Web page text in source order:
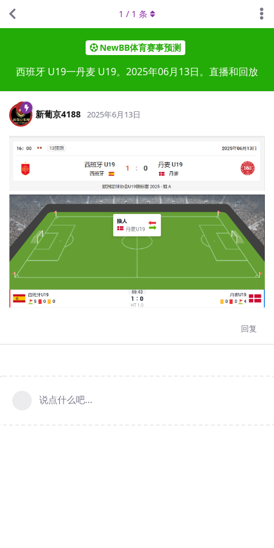
NewBB体育赛事预测
西班牙 U19一丹麦 U19。2025年06月13日。直播和回放
1 / 1 条
新葡京4188 2025年6月13日
回复
说点什么吧...